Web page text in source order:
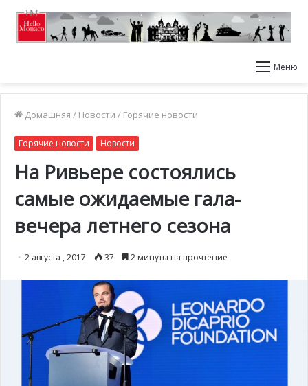
Меню
Домашняя / Новости / Горячие новости
Горячие новости Новости
На Ривьере состоялись
самые ожидаемые гала-
вечера летнего сезона
2 августа , 2017 37 2 минуты на прочтение